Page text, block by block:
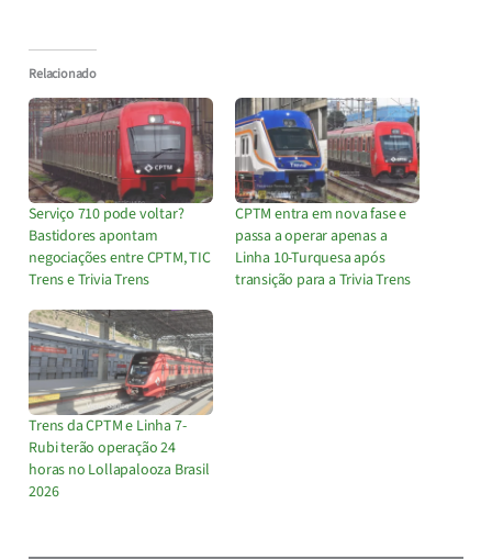
Relacionado
Serviço 710 pode voltar?
Bastidores apontam
negociações entre CPTM, TIC
Trens e Trivia Trens
CPTM entra em nova fase e
passa a operar apenas a
Linha 10-Turquesa após
transição para a Trivia Trens
Trens da CPTM e Linha 7-
Rubi terão operação 24
horas no Lollapalooza Brasil
2026